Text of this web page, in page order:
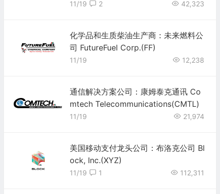
S)
11/19 42,323
2
化学品和生质柴油生产商：未来燃料公
司 FutureFuel Corp.(FF)
11/19 12,238
通信解决方案公司：康姆泰克通讯 Co
mtech Telecommunications(CMTL)
11/19 21,974
美国移动支付龙头公司：布洛克公司 Bl
ock, Inc.(XYZ)
11/19 112,311
1